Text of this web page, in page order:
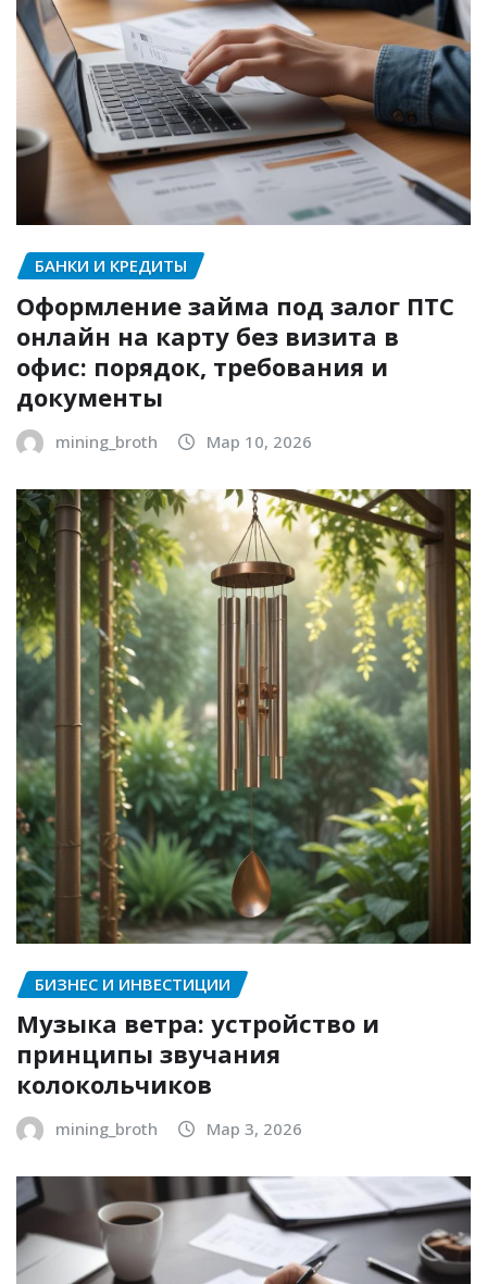
БАНКИ И КРЕДИТЫ
Оформление займа под залог ПТС
онлайн на карту без визита в
офис: порядок, требования и
документы
mining_broth Мар 10, 2026
БИЗНЕС И ИНВЕСТИЦИИ
Музыка ветра: устройство и
принципы звучания
колокольчиков
mining_broth Мар 3, 2026